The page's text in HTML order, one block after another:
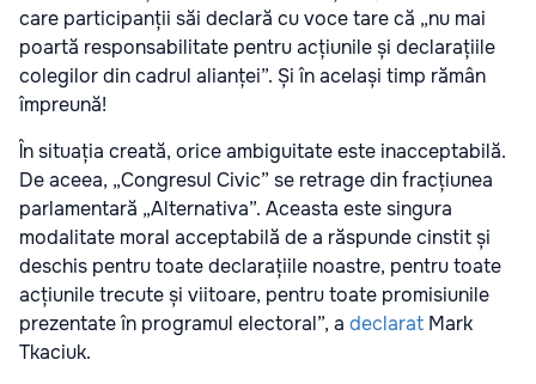
care participanții săi declară cu voce tare că „nu mai
poartă responsabilitate pentru acțiunile și declarațiile
colegilor din cadrul alianței”. Și în același timp rămân
împreună!
În situația creată, orice ambiguitate este inacceptabilă.
De aceea, „Congresul Civic” se retrage din fracțiunea
parlamentară „Alternativa”. Aceasta este singura
modalitate moral acceptabilă de a răspunde cinstit și
deschis pentru toate declarațiile noastre, pentru toate
acțiunile trecute și viitoare, pentru toate promisiunile
prezentate în programul electoral”, a declarat Mark
Tkaciuk.